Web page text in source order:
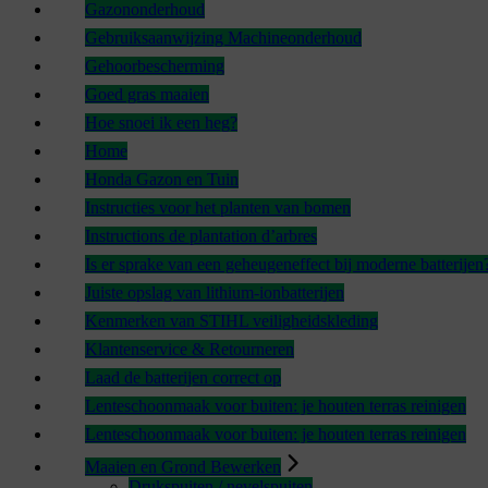
Gazononderhoud
Gebruiksaanwijzing Machineonderhoud
Gehoorbescherming
Goed gras maaien
Hoe snoei ik een heg?
Home
Honda Gazon en Tuin
Instructies voor het planten van bomen
Instructions de plantation d’arbres
Is er sprake van een geheugeneffect bij moderne
Juiste opslag van lithium-ionbatterijen
Kenmerken van STIHL veiligheidskleding
Klantenservice & Retourneren
Laad de batterijen correct op
Lenteschoonmaak voor buiten: je houten terras reinigen
Lenteschoonmaak voor buiten: je houten terras reinigen
Maaien en Grond Bewerken